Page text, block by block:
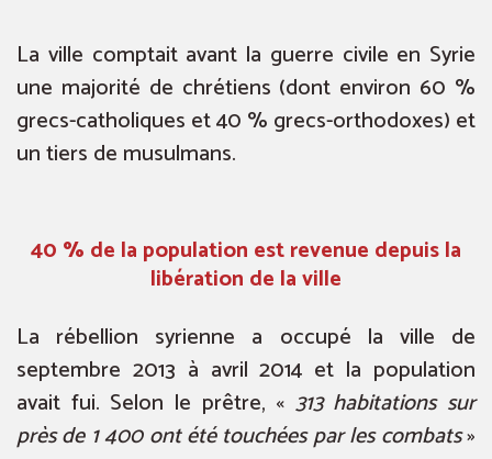
La ville comptait avant la guerre civile en Syrie
une majorité de chrétiens (dont environ 60 %
grecs-catholiques et 40 % grecs-orthodoxes) et
un tiers de musulmans.
40 % de la population est revenue depuis la
libération de la ville
La rébellion syrienne a occupé la ville de
septembre 2013 à avril 2014 et la population
avait fui. Selon le prêtre, « 313 habitations sur
près de 1 400 ont été touchées par les combats»